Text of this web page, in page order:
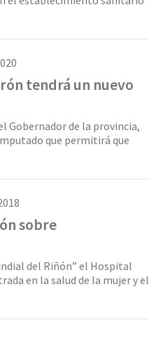
tendrá un nuevo
Gobernador de la provincia,
que permitirá que
sobre
del Riñón” el Hospital
en la salud de la mujer y el